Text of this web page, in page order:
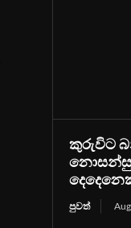
කුරුවිට
පුවත්